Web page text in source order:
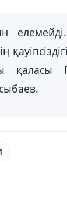
қаласы